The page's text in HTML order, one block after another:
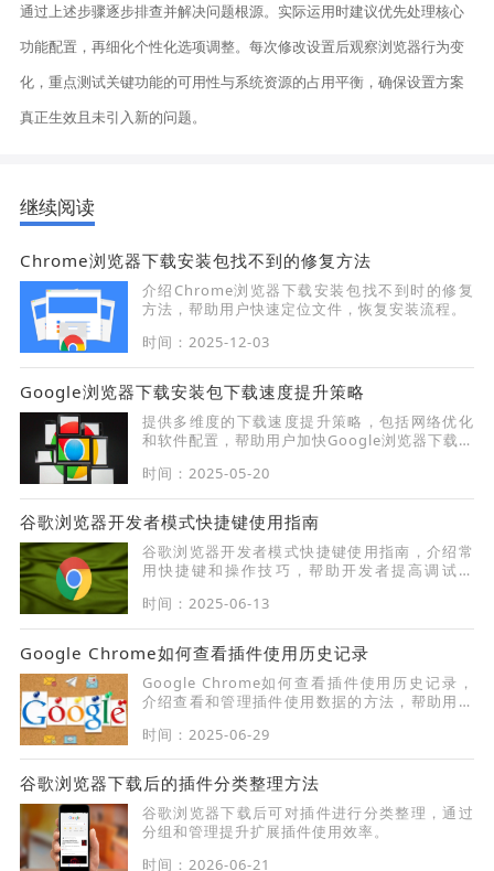
通过上述步骤逐步排查并解决问题根源。实际运用时建议优先处理核心
功能配置，再细化个性化选项调整。每次修改设置后观察浏览器行为变
化，重点测试关键功能的可用性与系统资源的占用平衡，确保设置方案
真正生效且未引入新的问题。
继续阅读
Chrome浏览器下载安装包找不到的修复方法
介绍Chrome浏览器下载安装包找不到时的修复
方法，帮助用户快速定位文件，恢复安装流程。
时间：2025-12-03
Google浏览器下载安装包下载速度提升策略
提供多维度的下载速度提升策略，包括网络优化
和软件配置，帮助用户加快Google浏览器下载安
时间：2025-05-20
谷歌浏览器开发者模式快捷键使用指南
谷歌浏览器开发者模式快捷键使用指南，介绍常
用快捷键和操作技巧，帮助开发者提高调试效
时间：2025-06-13
Google Chrome如何查看插件使用历史记录
Google Chrome如何查看插件使用历史记录，
介绍查看和管理插件使用数据的方法，帮助用户
时间：2025-06-29
谷歌浏览器下载后的插件分类整理方法
谷歌浏览器下载后可对插件进行分类整理，通过
分组和管理提升扩展插件使用效率。
时间：2026-06-21